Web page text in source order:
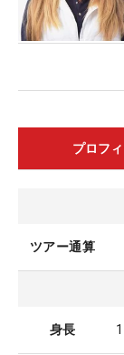
プロフ
ツアー通算
身長